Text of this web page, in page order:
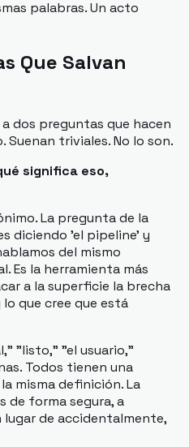
palabras. Un acto
Que Salvan
dos preguntas que hacen
triviales. No lo son.
significa eso,
La pregunta de la
diciendo 'el pipeline' y
del mismo
Es la herramienta más
a la superficie la brecha
que cree que está
"listo," "el usuario,"
Todos tienen una
mismadefinición. La
de forma segura, a
de accidentalmente,